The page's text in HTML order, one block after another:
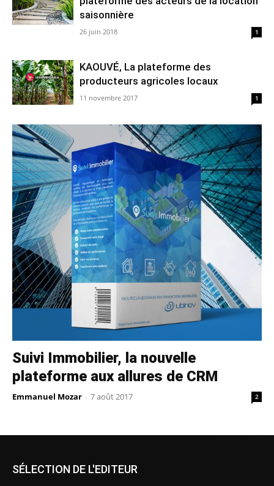
saisonnière
26 juin 2018 1
KAOUVÉ, La plateforme des
producteurs agricoles locaux
11 novembre 2017 1
Suivi Immobilier, la nouvelle
plateforme aux allures de CRM
Emmanuel Mozar - 7 août 2017 2
SÉLECTION DE L'EDITEUR